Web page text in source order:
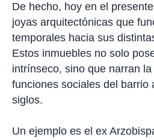
De hecho, hoy en el
joyas arquitectónicas que
temporales hacia sus
Estos inmuebles no solo
intrínseco, sino que narran
funciones sociales del barrio
siglos.
Un ejemplo es el ex